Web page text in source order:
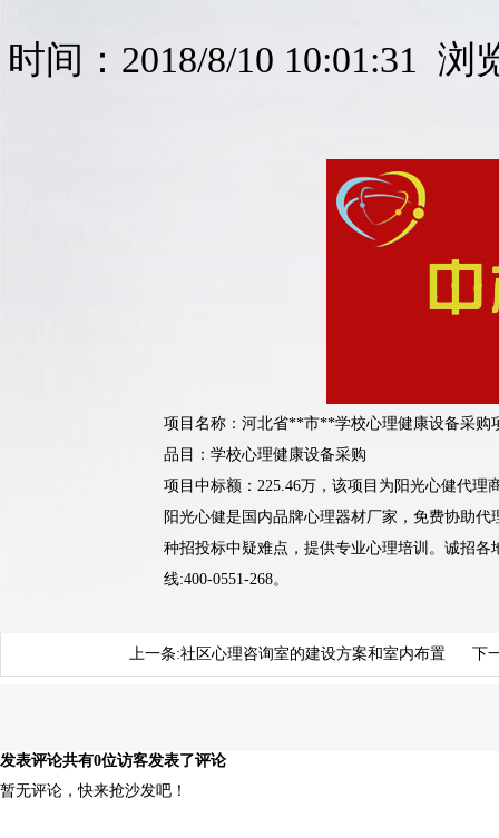
时间：2018/8/10 10:01:31
项目名称： 河北省**市**学校心理健康设备采购
品目：学校心理健康设备采购
项目中标额：225.46万，该项目为阳光心健代理
阳光心健是国内品牌心理器材厂家，免费协助
种招投标中疑难点，提供专业心理培训。诚招
线:400-0551-268。
上一条:社区心理咨询室的建设方案和室内布置 下
发表评论共有0位访客发表了评论
暂无评论，快来抢沙发吧！